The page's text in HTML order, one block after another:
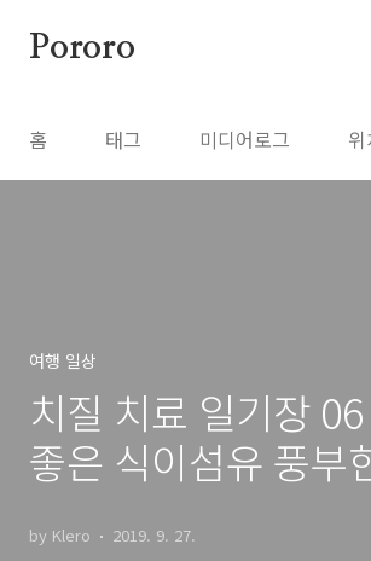
Pororo
홈 태그 미디어로그
여행 일상
치질 치료 일기장
좋은 식이섬유 풍부
by Klero 2019. 9. 27.